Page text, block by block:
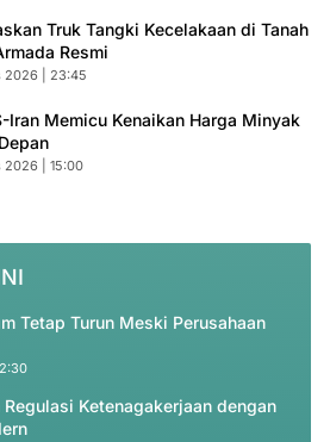
Truk Tangki Kecelakaan di Tanah
Resmi
2026 | 23:45
Iran Memicu Kenaikan Harga Minyak
| 15:00
Tetap Turun Meski Perusahaan
Regulasi Ketenagakerjaan dengan